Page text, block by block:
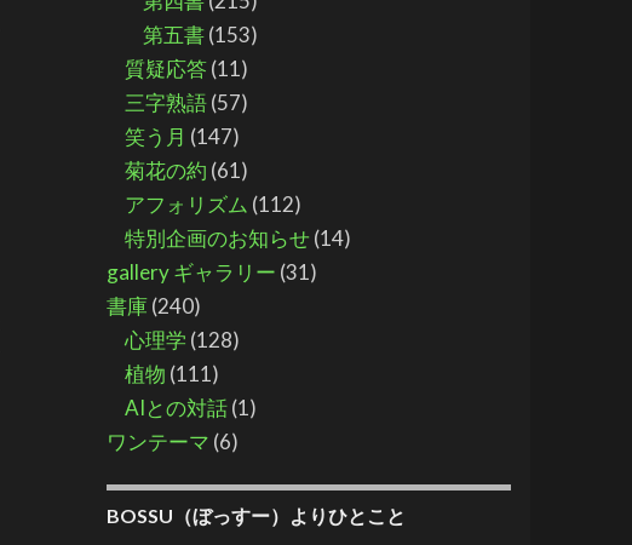
第五書(153)
質疑応答(11)
三字熟語(57)
笑う月 (147)
菊花の約 (61)
アフォリズム (112)
特別企画のお知らせ(14)
gallery ギャラリー (31)
書庫(240)
心理学 (128)
植物 (111)
AIとの対話(1)
ワンテーマ (6)
BOSSU（ぼっすー）よりひとこと